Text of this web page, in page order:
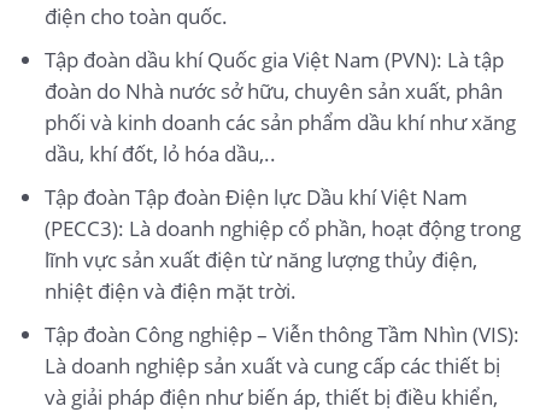
điện cho toàn quốc.
Tập đoàn dầu khí Quốc gia Việt Nam (PVN): Là tập
đoàn do Nhà nước sở hữu, chuyên sản xuất, phân
phối và kinh doanh các sản phẩm dầu khí như xăng
dầu, khí đốt, lỏ hóa dầu,..
Tập đoàn Tập đoàn Điện lực Dầu khí Việt Nam
(PECC3): Là doanh nghiệp cổ phần, hoạt động trong
lĩnh vực sản xuất điện từ năng lượng thủy điện,
nhiệt điện và điện mặt trời.
Tập đoàn Công nghiệp – Viễn thông Tầm Nhìn (VIS):
Là doanh nghiệp sản xuất và cung cấp các thiết bị
và giải pháp điện như biến áp, thiết bị điều khiển,